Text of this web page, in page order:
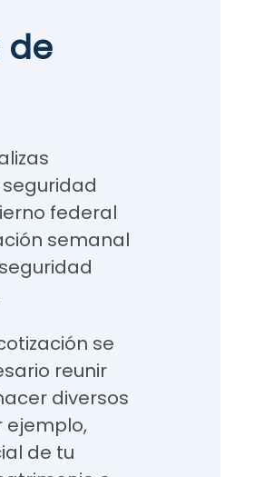
de
federal
semanal
se
reunir
diversos
ejemplo,
de tu